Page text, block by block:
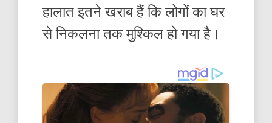
हालात इतने खराब हैं कि लोगों का घर
से निकलना तक मुश्किल हो गया है।